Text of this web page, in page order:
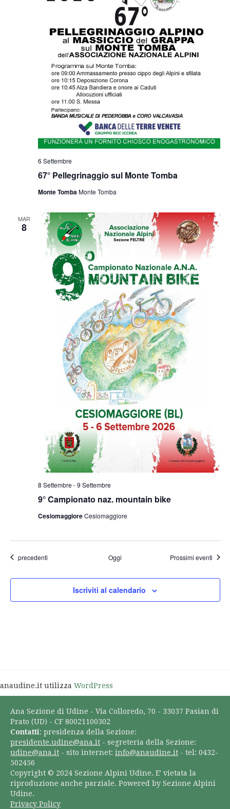
67° Pellegrinaggio sul Monte Tomba
6 Settembre
Monte TombaMonte Tomba
MAR
8
9° Campionato naz. mountain bike
8 Settembre -9 Settembre
CesiomaggioreCesiomaggiore
Eventi
precedenti Oggi Prossimi eventi
Iscriviti al calendario
anaudine.it utilizza WordPress
Ana Sezione di Udine - Via Colloredo, 70 - 33037 Pasian di
Prato (UD) - CF 80021100302
Contatti: presidenza della Sezione:
presidente.udine@ana.it - segreteria della Sezione:
udine@ana.it - sito internet: info@anaudine.it - tel: 0432-
502456
Copyright © 2024 Sezione Alpini Udine. E' vietata la
riproduzione anche parziale. Powered by Sezione Alpini
Udine.
Privacy Policy